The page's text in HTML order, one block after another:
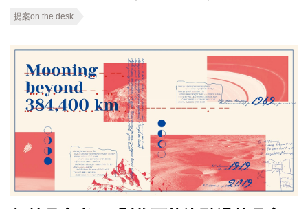
提案on the desk